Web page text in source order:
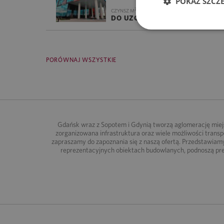
CZYNSZ M2
DO UZGODNIENIA
PORÓWNAJ WSZYSTKIE
Gdańsk wraz z Sopotem i Gdynią tworzą aglomerację
zorganizowana infrastruktura oraz wiele możliwości
zapraszamy do zapoznania się z naszą ofertą.
reprezentacyjnych obiektach budowlanych, podnoszą